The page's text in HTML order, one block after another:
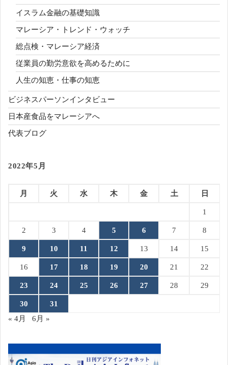
イスラム金融の基礎知識
マレーシア・トレンド・ウォッチ
総点検・マレーシア経済
従業員の勤労意欲を高めるために
人生の知恵・仕事の知恵
ビジネスパーソンインタビュー
日本産食品をマレーシアへ
代表ブログ
2022年5月
月 火 水 木 金 土 日
1
2 3 4 5 6 7 8
9 10 11 12 13 14 15
16 17 18 19 20 21 22
23 24 25 26 27 28 29
30
31
« 4月
6月 »